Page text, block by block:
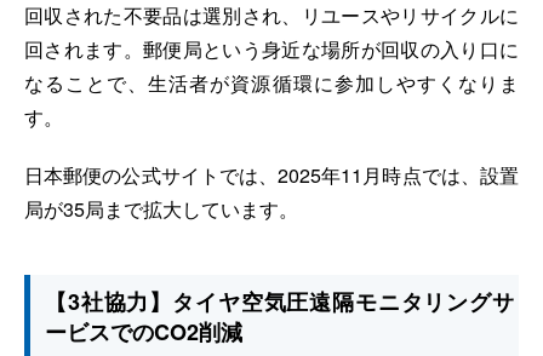
回収された不要品は選別され、リユースやリサイクルに
回されます。郵便局という身近な場所が回収の入り口に
なることで、生活者が資源循環に参加しやすくなりま
す。
日本郵便の公式サイトでは、2025年11月時点では、設置
局が35局まで拡大しています。
【3社協力】タイヤ空気圧遠隔モニタリングサ
ービスでのCO2削減